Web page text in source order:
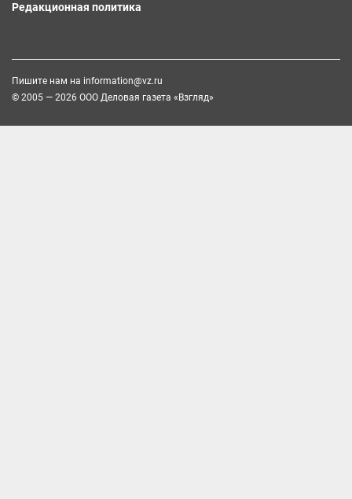
Редакционная политика
Пишите нам на information@vz.ru
© 2005 — 2026 ООО Деловая газета «Взгляд»